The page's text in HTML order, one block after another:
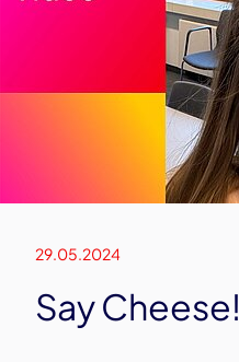
29.05.2024
Say Cheese!